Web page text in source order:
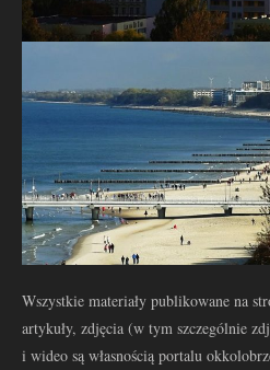
Wszystkie materiały publikowane na
artykuły, zdjęcia (w tym szczególnie
i wideo są własnością portalu